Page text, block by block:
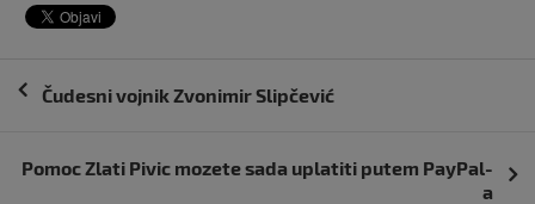
Navigacija
Čudesni vojnik Zvonimir Slipčević
Pomoc Zlati Pivic mozete sada uplatiti putem PayPal-
a